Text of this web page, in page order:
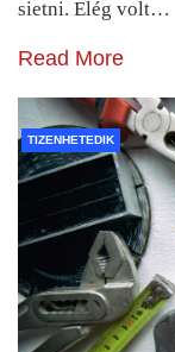
sietni. Elég volt…
Read More
TIZENHETEDIK